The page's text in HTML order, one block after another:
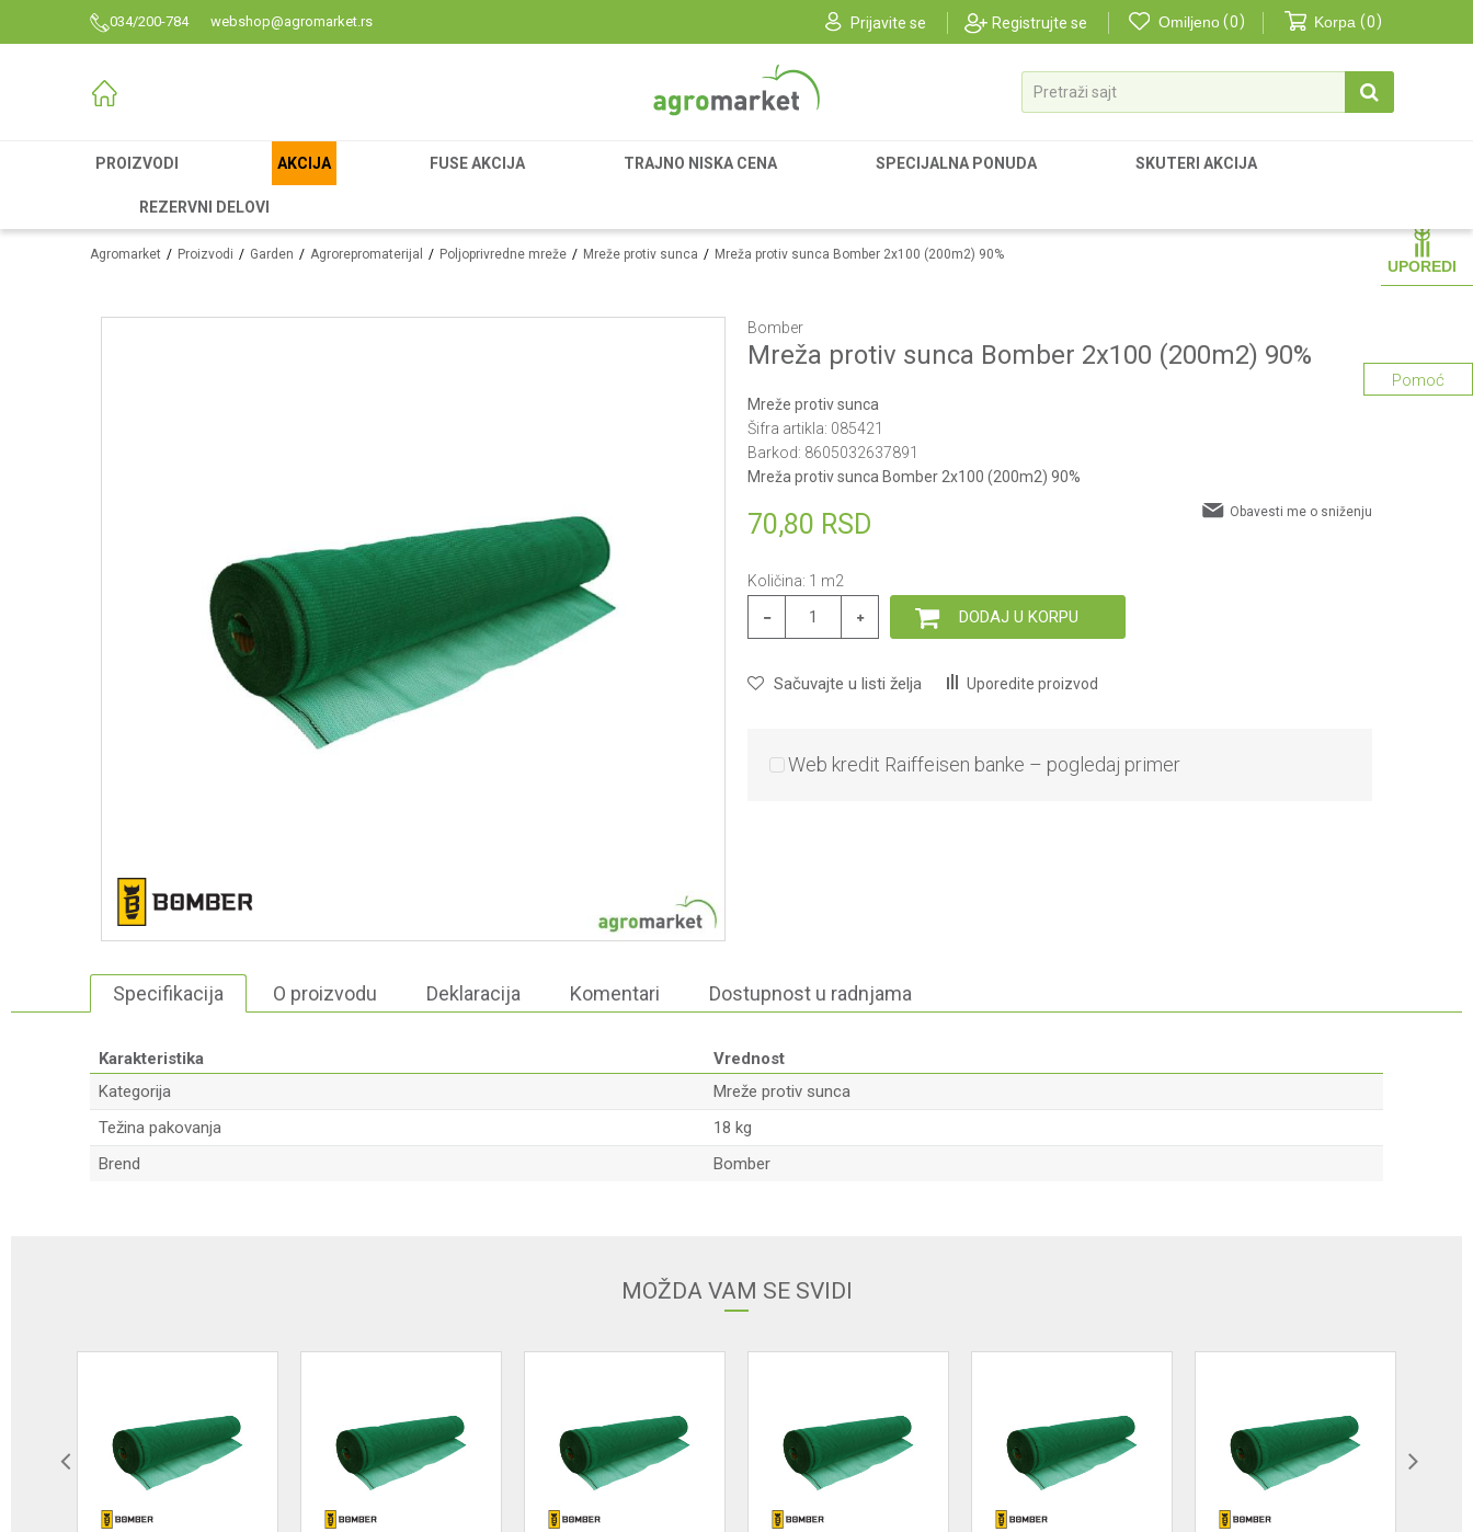
034/200-784 webshop@agromarket.rs Prijavite se Registrujte se Omiljeno 0 Korpa 0
Pretraži sajt
PROIZVODI AKCIJA FUSE AKCIJA TRAJNO NISKA CENA SPECIJALNA PONUDA SKUTERI AKCIJA
REZERVNI DELOVI
UPOREDI
Agromarket Proizvodi Garden Agrorepromaterijal Poljoprivredne mreže Mreže protiv sunca Mreža protiv sunca Bomber 2x100 (200m2) 90%
Bomber
Mreža protiv sunca Bomber 2x100 (200m2) 90%
Mreže protiv sunca
Šifra artikla: 085421
Barkod: 8605032637891
Mreža protiv sunca Bomber 2x100 (200m2) 90%
70,80 RSD Obavesti me o sniženju
Količina: 1 m2
DODAJ U KORPU
Sačuvajte u listi želja Uporedite proizvod
Web kredit Raiffeisen banke – pogledaj primer
Pomoć
Specifikacija O proizvodu Deklaracija Komentari Dostupnost u radnjama
Karakteristika
Vrednost
Kategorija
Mreže protiv sunca
Težina pakovanja
18 kg
Brend
Bomber
POŠALJI
MOŽDA VAM SE SVIDI